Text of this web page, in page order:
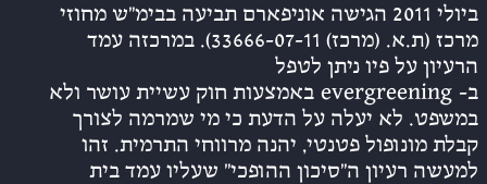
ביולי 2011 הגישה אוניפארם תביעה בבימ”ש מחוזי
מרכז (ת.א. (מרכז) 33666-07-11). במרכזה עמד
הרעיון על פיו ניתן לטפל
ב- evergreening באמצעות חוק עשיית עושר ולא
במשפט. לא יעלה על הדעת כי מי שמרמה לצורך
קבלת מונופול פטנטי, יהנה מרווחי התרמית. זהו
למעשה רעיון ה”סיכון ההופכי” שעליו עמד בית